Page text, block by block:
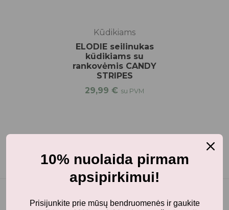
Kūdikiams
ELODIE seilinukas
kūdikiams su
rankovėmis CANDY
STRIPES
29,99 € su PVM
10% nuolaida pirmam
apsipirkimui!
Prisijunkite prie mūsų bendruomenės ir gaukite